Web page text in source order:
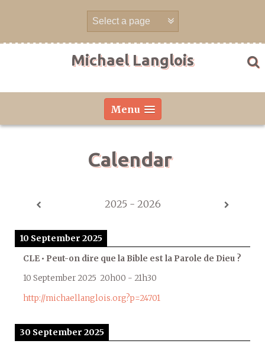
Michael Langlois
Menu
Calendar
2025 - 2026
10 September 2025
CLE • Peut-on dire que la Bible est la Parole de Dieu ?
10 September 2025 20h00 - 21h30
http://michaellanglois.org?p=24701
30 September 2025